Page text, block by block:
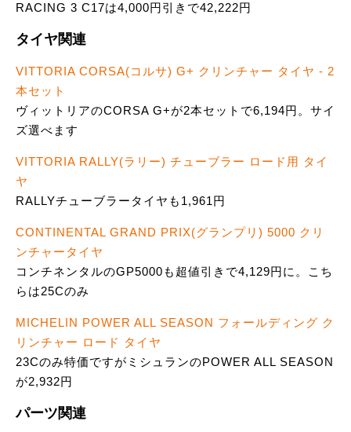
RACING 3 C17は4,000円引きで42,222円
タイヤ関連
VITTORIA CORSA(コルサ) G+ クリンチャー タイヤ - 2
本セット
ヴィットリアのCORSA G+が2本セットで6,194円。サイ
ズ選べます
VITTORIA RALLY(ラリー) チューブラー ロード用 タイ
ヤ
RALLYチューブラータイヤも1,961円
CONTINENTAL GRAND PRIX(グランプリ) 5000 クリ
ンチャータイヤ
コンチネンタルのGP5000も超値引きで4,129円に。こち
らは25Cのみ
MICHELIN POWER ALL SEASON フォールディング ク
リンチャー ロード タイヤ
23Cのみ特価ですがミシュランのPOWER ALL SEASON
が2,932円
パーツ関連